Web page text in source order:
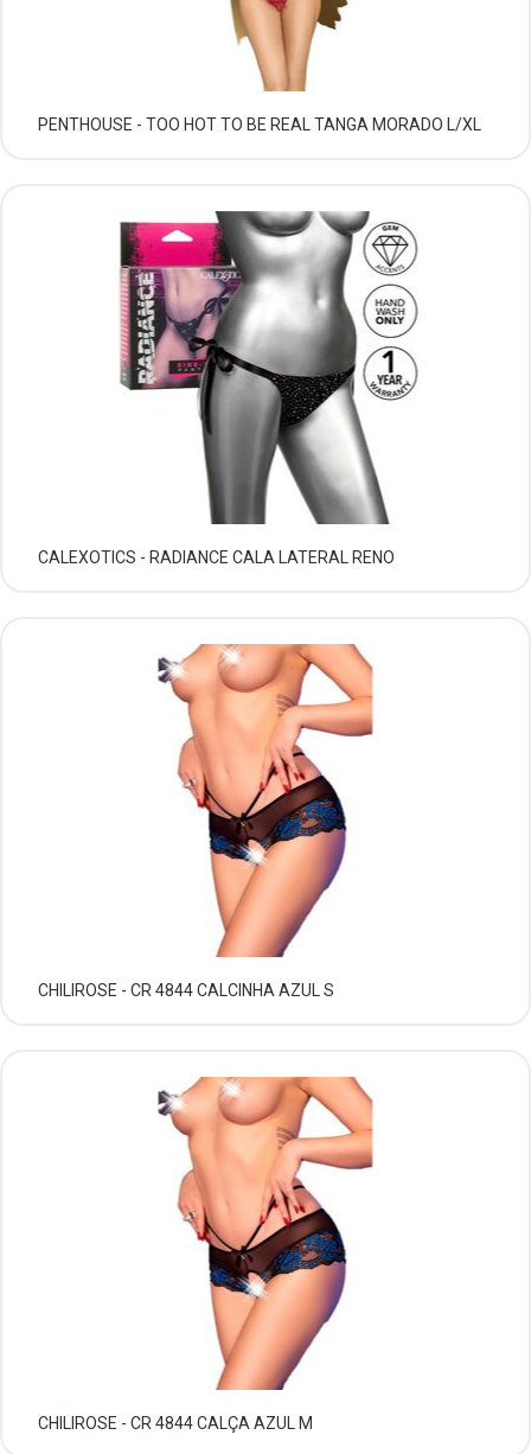
PENTHOUSE - TOO HOT TO BE REAL TANGA MORADO L/XL
CALEXOTICS - RADIANCE CALA LATERAL RENO
CHILIROSE - CR 4844 CALCINHA AZUL S
CHILIROSE - CR 4844 CALÇA AZUL M